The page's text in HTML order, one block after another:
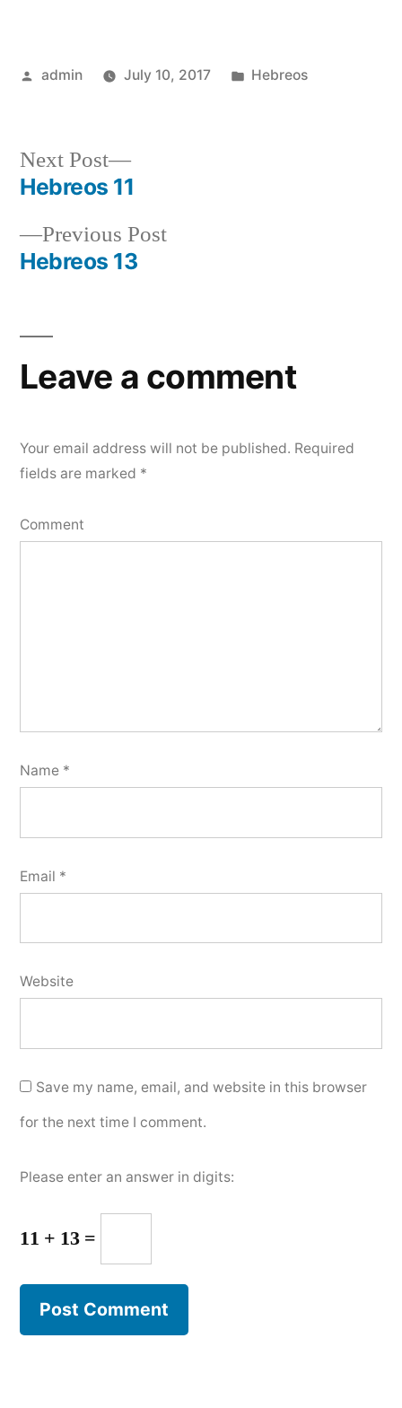
Posted
admin July 10, 2017
Posted
Hebreos
Post
navigation
Previous PostPrevious
Hebreos 13
Next Post
Next
post:
Hebreos 11
Leave a comment
Your email address will not be published. Required
fields are marked *
Comment
Name *
Email *
Website
Save my name, email, and website in this browser
for the next time I comment.
Please enter an answer in digits:
11 + 13 =